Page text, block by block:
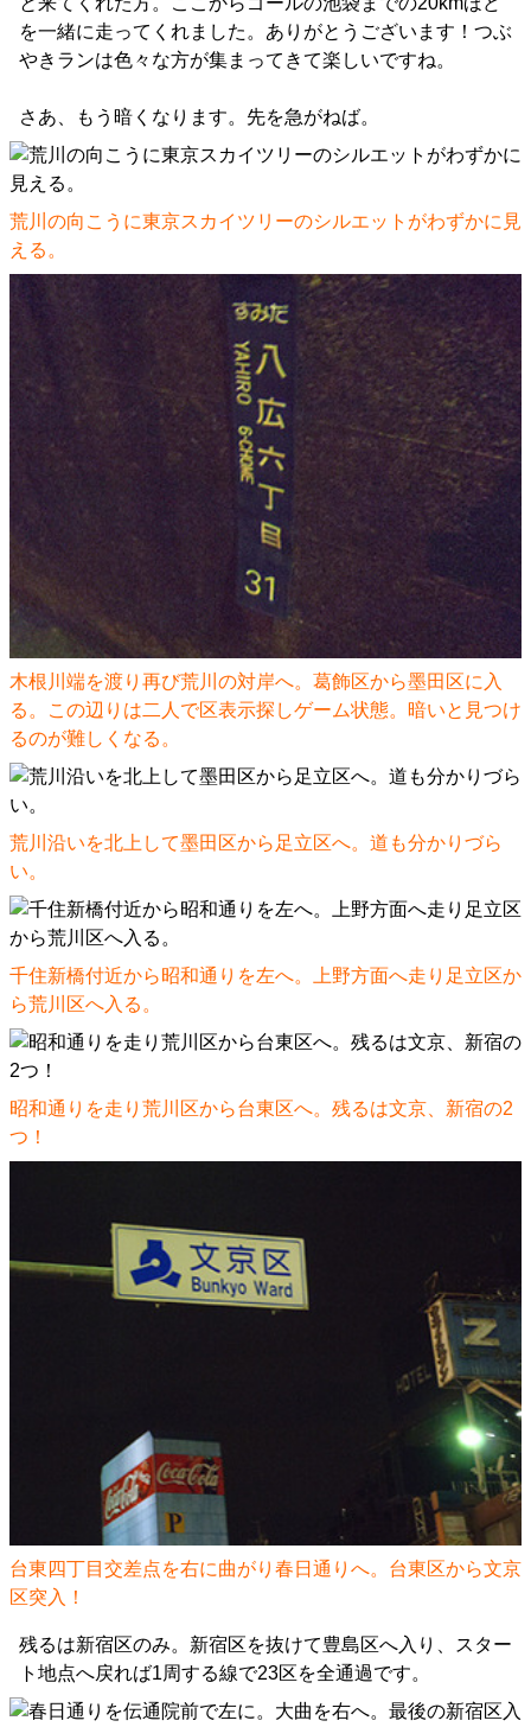
を一緒に走ってくれました。ありがとうございます！つぶ
やきランは色々な方が集まってきて楽しいですね。
さあ、もう暗くなります。先を急がねば。
荒川の向こうに東京スカイツリーのシルエットがわずかに見
える。
木根川端を渡り再び荒川の対岸へ。葛飾区から墨田区に入
る。この辺りは二人で区表示探しゲーム状態。暗いと見つけ
るのが難しくなる。
荒川沿いを北上して墨田区から足立区へ。道も分かりづら
い。
千住新橋付近から昭和通りを左へ。上野方面へ走り足立区か
ら荒川区へ入る。
昭和通りを走り荒川区から台東区へ。残るは文京、新宿の2
つ！
台東四丁目交差点を右に曲がり春日通りへ。台東区から文京
区突入！
残るは新宿区のみ。新宿区を抜けて豊島区へ入り、スター
ト地点へ戻れば1周する線で23区を全通過です。